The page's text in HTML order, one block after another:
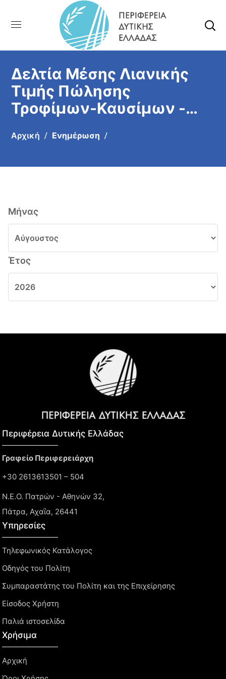
Δελτία Μέσης Λιανικής
Τιμής Πώλησης
Τροφίμων-Καυσίμων -
Αρχική Ενημέρωση
Μήνας
Έτος
Περιφέρεια Δυτικής Ελλάδας​
Γραφείο Περιφερειάρχη
+30 2613613501 – 504
Ν.Ε.Ο. Πατρών - Αθηνών 32,
Πάτρα, Αχαΐα, 26441
Υπηρεσίες
Τηλεφωνικός Κατάλογος
Οδηγός του Πολίτη
Συμπαραστάτης του Πολίτη και της Επιχείρησης
Είσοδος Χρήστη
Παλιά ιστοσελίδα
Χρήσιμα
Αρχική